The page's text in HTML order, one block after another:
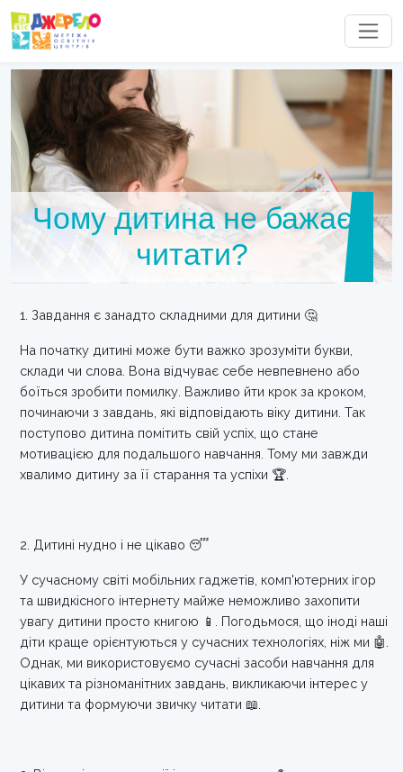
Чому дитина не бажає
читати?
1. Завдання є занадто складними для дитини 🤔
На початку дитині може бути важко зрозуміти букви,
склади чи слова. Вона відчуває себе невпевнено або
боїться зробити помилку. Важливо йти крок за кроком,
починаючи з завдань, які відповідають віку дитини. Так
поступово дитина помітить свій успіх, що стане
мотивацією для подальшого навчання. Тому ми завжди
хвалимо дитину за її старання та успіхи 🏆.
2. Дитині нудно і не цікаво 😴
У сучасному світі мобільних гаджетів, комп'ютерних ігор
та швидкісного інтернету майже неможливо захопити
увагу дитини просто книгою 📱. Погодьмося, що іноді наші
діти краще орієнтуються у сучасних технологіях, ніж ми 🤖.
Однак, ми використовуємо сучасні засоби навчання для
цікавих та різноманітних завдань, викликаючи інтерес у
дитини та формуючи звичку читати 📖.